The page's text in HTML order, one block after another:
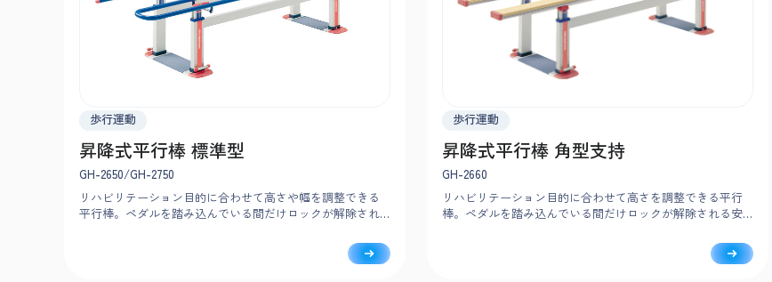
歩行運動
昇降式平行棒 標準型
GH-2650/GH-2750
リハビリテーション目的に合わせて高さや幅を調整できる
平行棒。ペダルを踏み込んでいる間だけロックが解除され
歩行運動
昇降式平行棒 角型支持
GH-2660
リハビリテーション目的に合わせて高さを調整できる平行
棒。ペダルを踏み込んでいる間だけロックが解除される安